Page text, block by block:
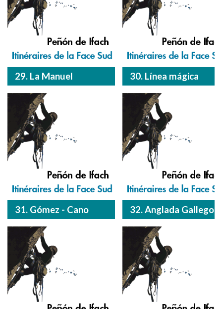
29. La Manuel 30. Línea mágica
31. Gómez - Cano 32. Anglada Gallego